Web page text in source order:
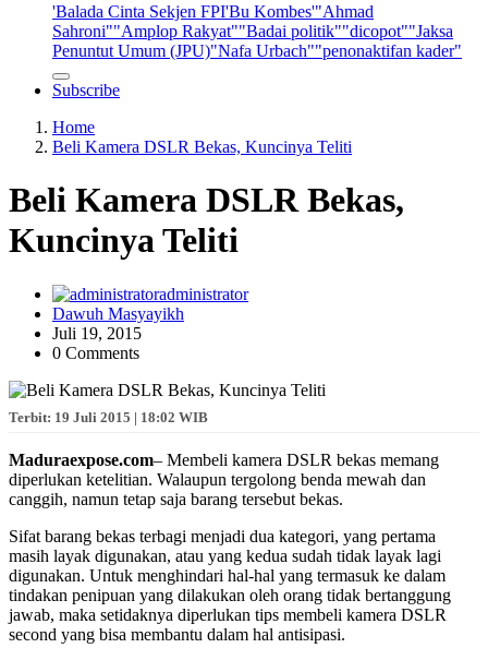
'Balada Cinta Sekjen FPI'Bu Kombes'"Ahmad
Sahroni""Amplop Rakyat""Badai politik""dicopot""Jaksa
Penuntut Umum (JPU)"Nafa Urbach""penonaktifan kader"
Subscribe
Home
Beli Kamera DSLR Bekas, Kuncinya Teliti
Beli Kamera DSLR Bekas,
Kuncinya Teliti
administrator
Dawuh Masyayikh
Juli 19, 2015
0 Comments
Terbit: 19 Juli 2015 | 18:02 WIB
Maduraexpose.com– Membeli kamera DSLR bekas memang
diperlukan ketelitian. Walaupun tergolong benda mewah dan
canggih, namun tetap saja barang tersebut bekas.
Sifat barang bekas terbagi menjadi dua kategori, yang pertama
masih layak digunakan, atau yang kedua sudah tidak layak lagi
digunakan. Untuk menghindari hal-hal yang termasuk ke dalam
tindakan penipuan yang dilakukan oleh orang tidak bertanggung
jawab, maka setidaknya diperlukan tips membeli kamera DSLR
second yang bisa membantu dalam hal antisipasi.